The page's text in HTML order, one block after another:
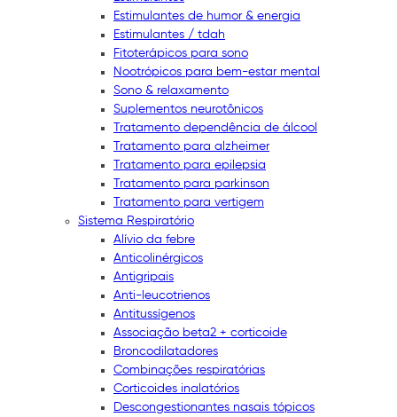
Estimulantes de humor & energia
Estimulantes / tdah
Fitoterápicos para sono
Nootrópicos para bem-estar mental
Sono & relaxamento
Suplementos neurotônicos
Tratamento dependência de álcool
Tratamento para alzheimer
Tratamento para epilepsia
Tratamento para parkinson
Tratamento para vertigem
Sistema Respiratório
Alívio da febre
Anticolinérgicos
Antigripais
Anti-leucotrienos
Antitussígenos
Associação beta2 + corticoide
Broncodilatadores
Combinações respiratórias
Corticoides inalatórios
Descongestionantes nasais tópicos